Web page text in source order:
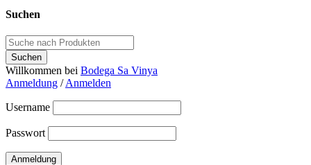
Suchen
Willkommen bei Bodega Sa Vinya
Anmeldung /Anmelden
Username
Passwort